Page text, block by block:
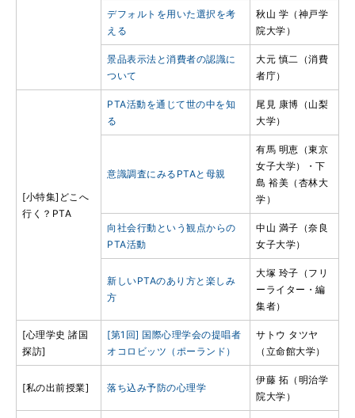
デフォルトを用いた選択を考
える
秋山 学（神戸学
院大学）
景品表示法と消費者の認識に
ついて
大元 慎二（消費
者庁）
[小特集]どこへ
行く？PTA
PTA活動を通じて世の中を知
る
尾見 康博（山梨
大学）
意識調査にみるPTAと母親
有馬 明恵（東京
女子大学）・下
島 裕美（杏林大
学）
向社会行動という観点からの
PTA活動
中山 満子（奈良
女子大学）
新しいPTAのあり方と楽しみ
方
大塚 玲子（フリ
ーライター・編
集者）
[心理学史 諸国
探訪]
[第1回] 国際心理学会の提唱者
オコロビッツ（ポーランド）
サトウ タツヤ
（立命館大学）
[私の出前授業] 落ち込み予防の心理学
伊藤 拓（明治学
院大学）